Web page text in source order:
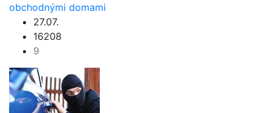
obchodnými domami
27.07.
16208
9